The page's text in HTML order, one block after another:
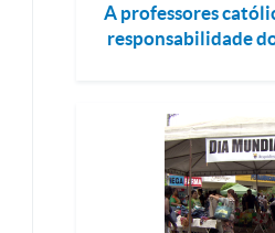
A professores
responsabilidade